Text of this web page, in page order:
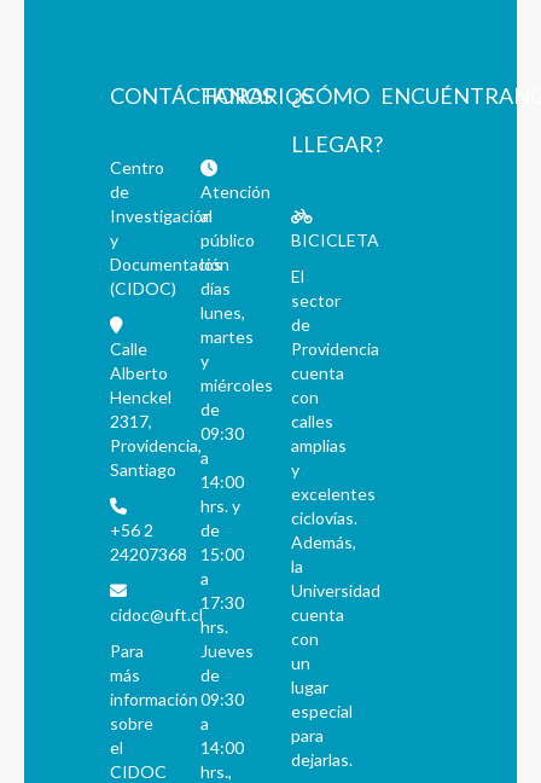
CONTÁCTANOS
Centro
de
Investigación
y
Documentación
(CIDOC)
Calle
Alberto
Henckel
2317,
Providencia,
Santiago
+56 2
24207368
cidoc@uft.cl
Para
más
información
sobre
el
CIDOC
HORARIOS
Atención
al
público
los
días
lunes,
martes
y
miércoles
de
09:30
a
14:00
hrs. y
de
15:00
a
17:30
hrs.
Jueves
de
09:30
a
14:00
hrs.,
¿CÓMO
LLEGAR?
BICICLETA
El
sector
de
Providencia
cuenta
con
calles
amplias
y
excelentes
ciclovías.
Además,
la
Universidad
cuenta
con
un
lugar
especial
para
dejarlas.